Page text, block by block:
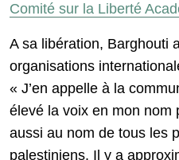
Comité sur la Liberté
A sa libération, Barghouti
organisations
« J’en appelle à la
élevé la voix en mon nom
aussi au nom de tous les
palestiniens. Il y a